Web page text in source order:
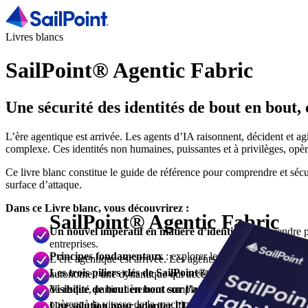
Livres blancs
SailPoint® Agentic Fabric
Une sécurité des identités de bout en bout,
L’ère agentique est arrivée. Les agents d’IA raisonnent, décident et
complexe. Ces identités non humaines, puissantes et à privilèges,
Ce livre blanc constitue le guide de référence pour comprendre et
surface d’attaque.
Dans ce Livre blanc, vous découvrirez :
Un nouvel impératif en matière d’identité
: comprendre
entreprises.
Principes fondamentaux: explorer les piliers nécessaires
Les trois piliers clés de SailPoint® Agentic Fabric
:
Visibilité de bout en bout sur l’accès aux données:
Une solution pour adopter l’IA en toute confiance:
SailPoint® Agentic Fabric
L’ère agentique est arrivée. Les agents d’IA raisonnent,
autonome : une dynamique qui accélère l’innovation, tout
de risque, particulièrement complexe. Ces identités non
opèrent à la vitesse de la machine et mettent à l’épreuve,